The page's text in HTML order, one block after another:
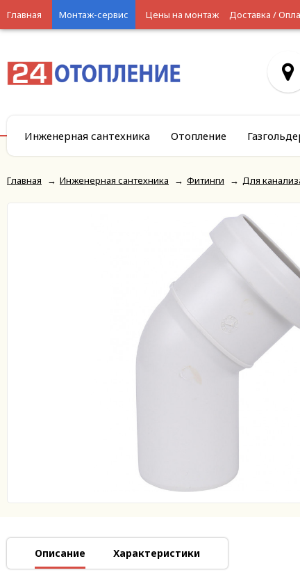
Главная Монтаж-сервис Цены на монтаж Доставка /
Инженерная сантехника Отопление
Главная → Инженерная сантехника → Фитинги → Для
Описание Характеристики